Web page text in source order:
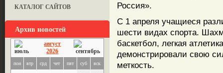
КАТАЛОГ САЙТОВ
Архив новостей
август
2026
пон втр срд чет пят суб вск
Россия».
С 1 апреля учащиеся
шести видах спорта.
баскетбол, легкая
демонстрировали свою
меткость.